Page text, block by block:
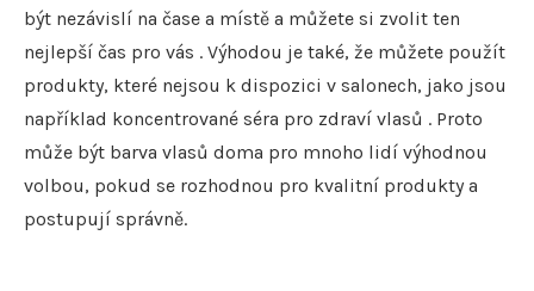
být nezávislí na čase a místě a můžete si zvolit ten
nejlepší čas pro vás . Výhodou je také, že můžete použít
produkty, které nejsou k dispozici v salonech, jako jsou
například koncentrované séra pro zdraví vlasů . Proto
může být barva vlasů doma pro mnoho lidí výhodnou
volbou, pokud se rozhodnou pro kvalitní produkty a
postupují správně.